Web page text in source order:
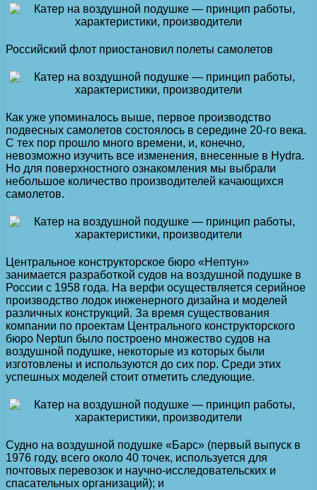
Российский флот приостановил полеты самолетов
Как уже упоминалось выше, первое производство
подвесных самолетов состоялось в середине 20-го века.
С тех пор прошло много времени, и, конечно,
невозможно изучить все изменения, внесенные в Hydra.
Но для поверхностного ознакомления мы выбрали
небольшое количество производителей качающихся
самолетов.
Центральное конструкторское бюро «Нептун»
занимается разработкой судов на воздушной подушке в
России с 1958 года. На верфи осуществляется серийное
производство лодок инженерного дизайна и моделей
различных конструкций. За время существования
компании по проектам Центрального конструкторского
бюро Neptun было построено множество судов на
воздушной подушке, некоторые из которых были
изготовлены и используются до сих пор. Среди этих
успешных моделей стоит отметить следующие.
Судно на воздушной подушке «Барс» (первый выпуск в
1976 году, всего около 40 точек, используется для
почтовых перевозок и научно-исследовательских и
спасательных организаций); и